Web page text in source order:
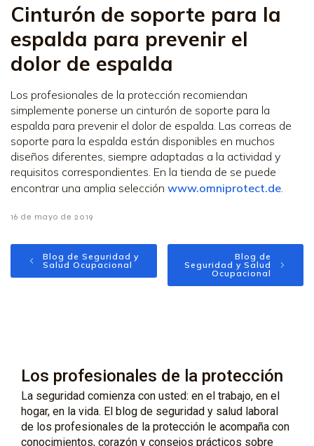
Cinturón de soporte para la
espalda para prevenir el
dolor de espalda
Los profesionales de la protección recomiendan
simplemente ponerse un cinturón de soporte para la
espalda para prevenir el dolor de espalda. Las correas de
soporte para la espalda están disponibles en muchos
diseños diferentes, siempre adaptadas a la actividad y
requisitos correspondientes. En la tienda de se puede
encontrar una amplia selección www.omniprotect.de
16 de mayo de 2019
Blog de Seguridad y
Salud Ocupacional
Blog de
Seguridad y Salud
Ocupacional
Los profesionales de la protección
La seguridad comienza con usted: en el trabajo, en el
hogar, en la vida. El blog de seguridad y salud laboral
de los profesionales de la protección le acompaña con
conocimientos, corazón y consejos prácticos sobre